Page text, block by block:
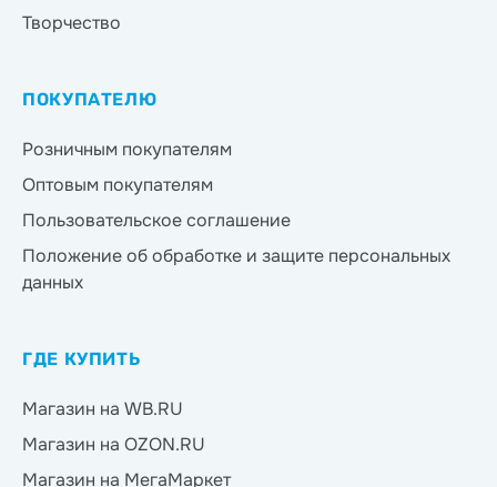
Творчество
ПОКУПАТЕЛЮ
Розничным покупателям
Оптовым покупателям
Пользовательское соглашение
Положение об обработке и защите персональных
данных
ГДЕ КУПИТЬ
Магазин на WB.RU
Магазин на OZON.RU
Магазин на МегаМаркет